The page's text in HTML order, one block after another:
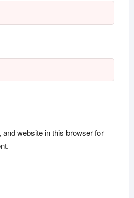
website in this browser for